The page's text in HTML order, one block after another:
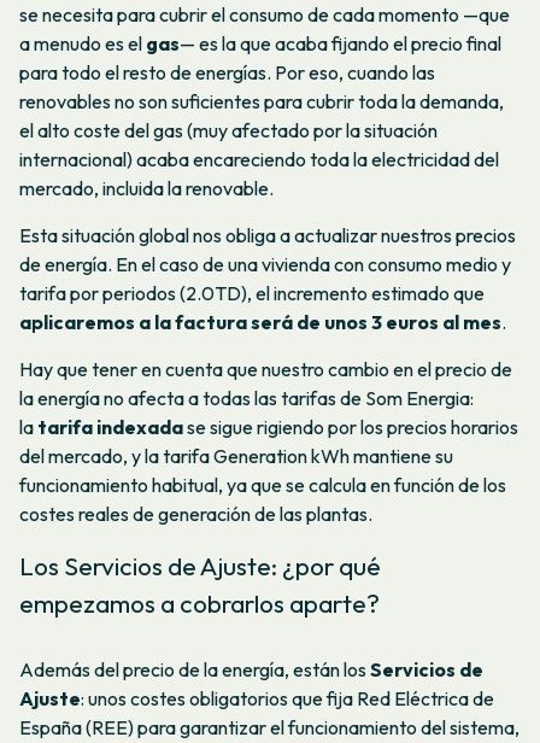
se necesita para cubrir el consumo de cada momento —que
a menudo es el gas— es la que acaba fijando el precio final
para todo el resto de energías. Por eso, cuando las
renovables no son suficientes para cubrir toda la demanda,
el alto coste del gas (muy afectado por la situación
internacional) acaba encareciendo toda la electricidad del
mercado, incluida la renovable.
Esta situación global nos obliga a actualizar nuestros precios
de energía. En el caso de una vivienda con consumo medio y
tarifa por periodos (2.0TD), el incremento estimado que
aplicaremos a la factura será de unos 3 euros al mes.
Hay que tener en cuenta que nuestro cambio en el precio de
la energía no afecta a todas las tarifas de Som Energia:
la tarifa indexadase sigue rigiendo por los precios horarios
del mercado, y la tarifa Generation kWh mantiene su
funcionamiento habitual, ya que se calcula en función de los
costes reales de generación de las plantas.
Los Servicios de Ajuste: ¿por qué
empezamos a cobrarlos aparte?
Además del precio de la energía, están losServicios de
Ajuste: unos costes obligatorios que fija Red Eléctrica de
España (REE) para garantizar el funcionamiento del sistema,